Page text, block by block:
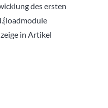
des ersten
in Artikel